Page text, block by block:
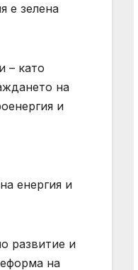
е зелена
– като
на
и
енергия и
развитие и
на